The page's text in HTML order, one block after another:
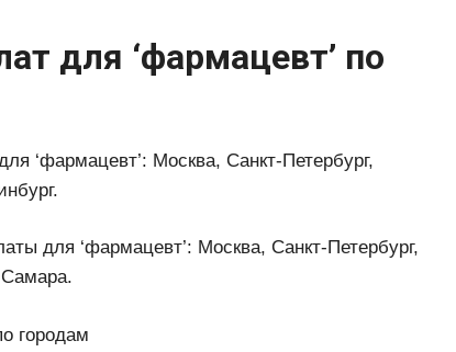
для ‘фармацевт’ по
‘фармацевт’: Москва, Санкт-Петербург,
для ‘фармацевт’: Москва, Санкт-Петербург,
городам